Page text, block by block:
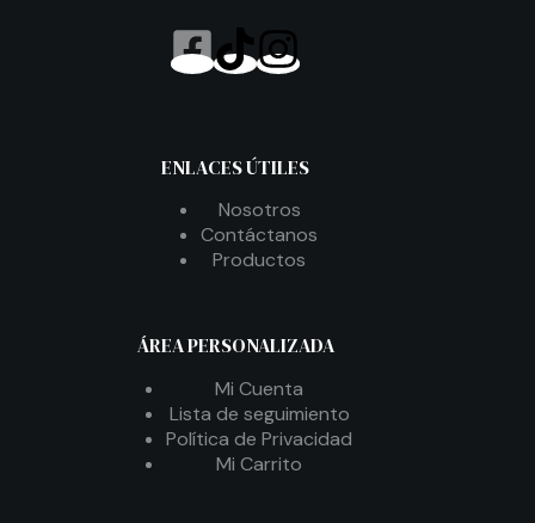
ENLACES ÚTILES
Nosotros
Contáctanos
Productos
ÁREA PERSONALIZADA
Mi Cuenta
Lista de seguimiento
Política de Privacidad
Mi Carrito